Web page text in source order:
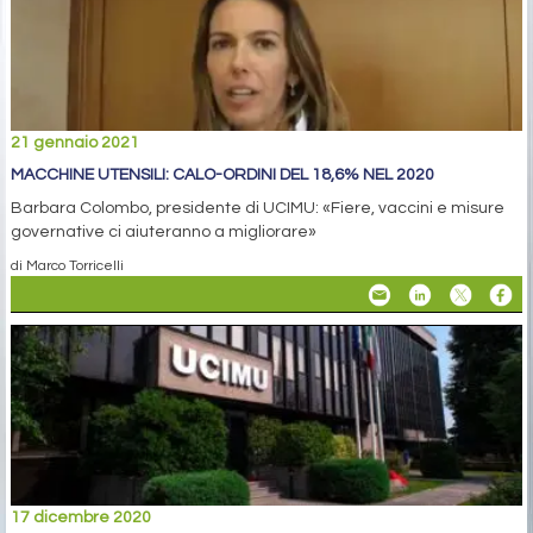
21 gennaio 2021
MACCHINE UTENSILI: CALO-ORDINI DEL 18,6% NEL 2020
Barbara Colombo, presidente di UCIMU: «Fiere, vaccini e misure
governative ci aiuteranno a migliorare»
di Marco Torricelli
17 dicembre 2020